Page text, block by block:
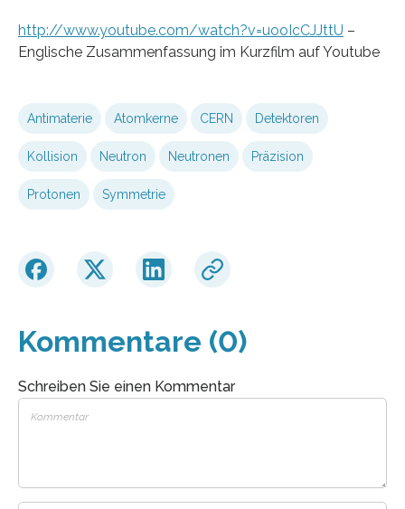
http://www.youtube.com/watch?v=uooIcCJJttU –
Englische Zusammenfassung im Kurzfilm auf Youtube
Antimaterie Atomkerne CERN Detektoren
Kollision Neutron Neutronen Präzision
Protonen Symmetrie
Kommentare (0)
Schreiben Sie einen Kommentar